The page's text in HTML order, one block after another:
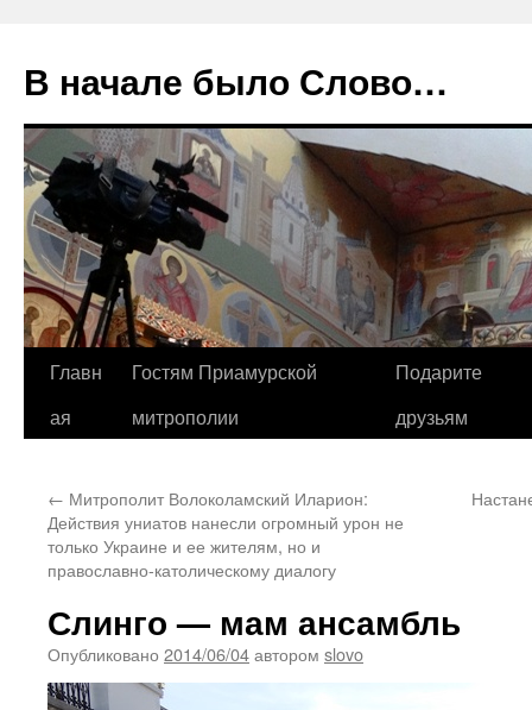
В начале было Слово…
Перейти
Главн
ая
Гостям Приамурской
митрополии
Подарите
друзьям
← Митрополит Волоколамский Иларион:
Действия униатов нанесли огромный урон не
только Украине и ее жителям, но и
православно-католическому диалогу
Слинго — мам ансамбль
Опубликовано 2014/06/04автором slovo